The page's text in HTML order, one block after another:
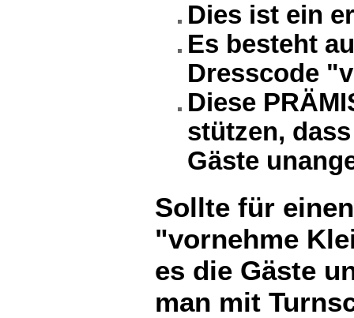
Dies ist ein
Es besteht
Dresscode
Diese
stützen,
Gäste
Sollte für
"vornehme
es die Gäste
man mit